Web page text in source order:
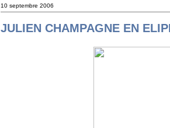
10 septembre 2006
JULIEN CHAMPAGNE EN